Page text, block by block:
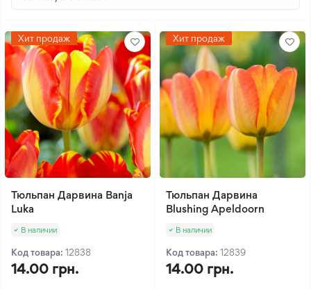
Хит продаж
Тюльпан Дарвина Banja
Luka
В наличии
Код товара: 12838
14.00 грн.
Хит продаж
Тюльпан Дарвина
Blushing Apeldoorn
В наличии
Код товара: 12839
14.00 грн.